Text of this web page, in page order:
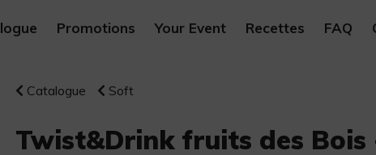
Promotions Your Event Recettes FAQ
Catalogue Soft
Twist&Drink fruits des Bois